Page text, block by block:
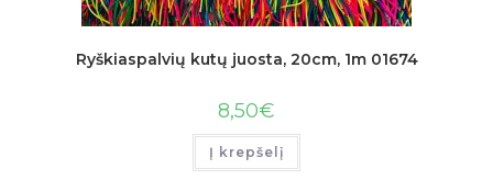
Ryškiaspalvių kutų juosta, 20cm, 1m 01674
8,50€
Į krepšelį